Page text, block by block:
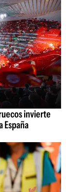
invierte
España